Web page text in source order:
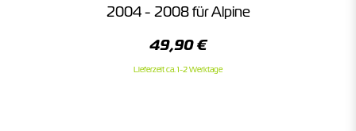
2004 - 2008 für Alpine
49,90 €
Lieferzeit ca. 1-2 Werktage